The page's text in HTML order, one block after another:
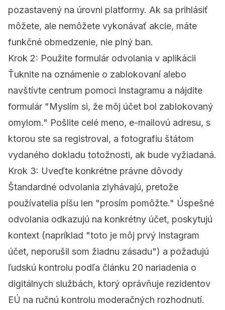
pozastavený na úrovni platformy. Ak sa prihlásiť
môžete, ale nemôžete vykonávať akcie, máte
funkčné obmedzenie, nie plný ban.
Krok 2: Použite formulár odvolania v aplikácii
Ťuknite na oznámenie o zablokovaní alebo
navštívte centrum pomoci Instagramu a nájdite
formulár "Myslím si, že môj účet bol zablokovaný
omylom." Pošlite celé meno, e-mailovú adresu, s
ktorou ste sa registroval, a fotografiu štátom
vydaného dokladu totožnosti, ak bude vyžiadaná.
Krok 3: Uveďte konkrétne právne dôvody
Štandardné odvolania zlyhávajú, pretože
používatelia píšu len "prosím pomôžte." Úspešné
odvolania odkazujú na konkrétny účet, poskytujú
kontext (napríklad "toto je môj prvý Instagram
účet, neporušil som žiadnu zásadu") a požadujú
ľudskú kontrolu podľa článku 20 nariadenia o
digitálnych službách, ktorý oprávňuje rezidentov
EÚ na ručnú kontrolu moderačných rozhodnutí.